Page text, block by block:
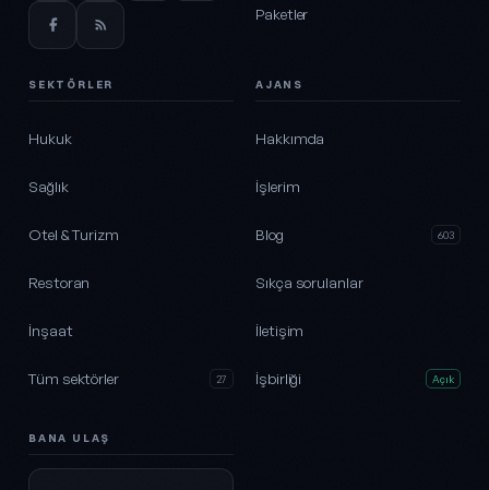
Paketler
SEKTÖRLER
Hukuk
Sağlık
Otel & Turizm
Restoran
İnşaat
Tüm sektörler 27
AJANS
Hakkımda
İşlerim
Blog 603
Sıkça sorulanlar
İletişim
İşbirliği Açık
BANA ULAŞ